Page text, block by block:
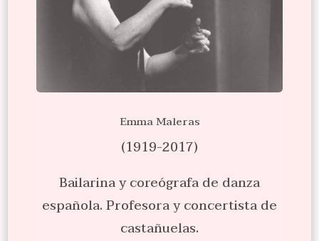
Emma Maleras
(1919-2017)
Bailarina y coreógrafa de danza
española. Profesora y concertista de
castañuelas.